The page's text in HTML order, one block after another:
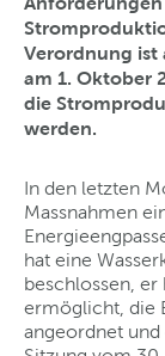
Verordnung
am 1. Oktober
die
werden.
In den letzten
Massnahmen
hat eine
beschlossen, er
ermöglicht, die
angeordnet und